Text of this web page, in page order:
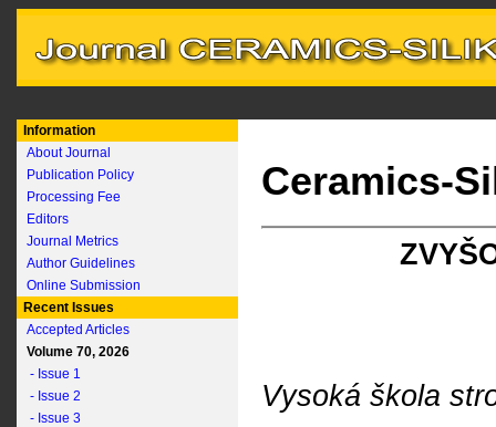
Information
About Journal
Publication Policy
Processing Fee
Editors
Journal Metrics
Author Guidelines
Online Submission
Recent Issues
Accepted Articles
Volume 70, 2026
- Issue 1
- Issue 2
- Issue 3
Ceramics-
Vysoká škola